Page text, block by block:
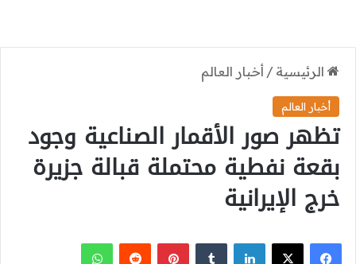
الرئيسية / أخبار العالم
أخبار العالم
تظهر صور الأقمار الصناعية وجود
بقعة نفطية محتملة قبالة جزيرة
خرج الإيرانية
فيسبوك
‫X لينكدإن بينتيريست واتساب